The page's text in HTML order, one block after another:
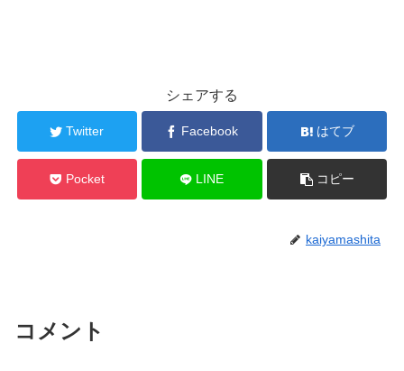
シェアする
Twitter Facebook はてブ
Pocket LINE コピー
kaiyamashita
コメント